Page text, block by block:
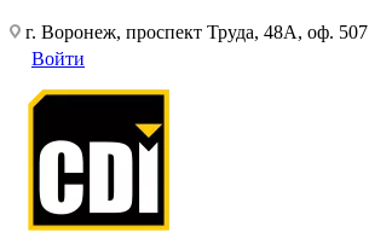
г. Воронеж, проспект Труда, 48А, оф. 507
Войти